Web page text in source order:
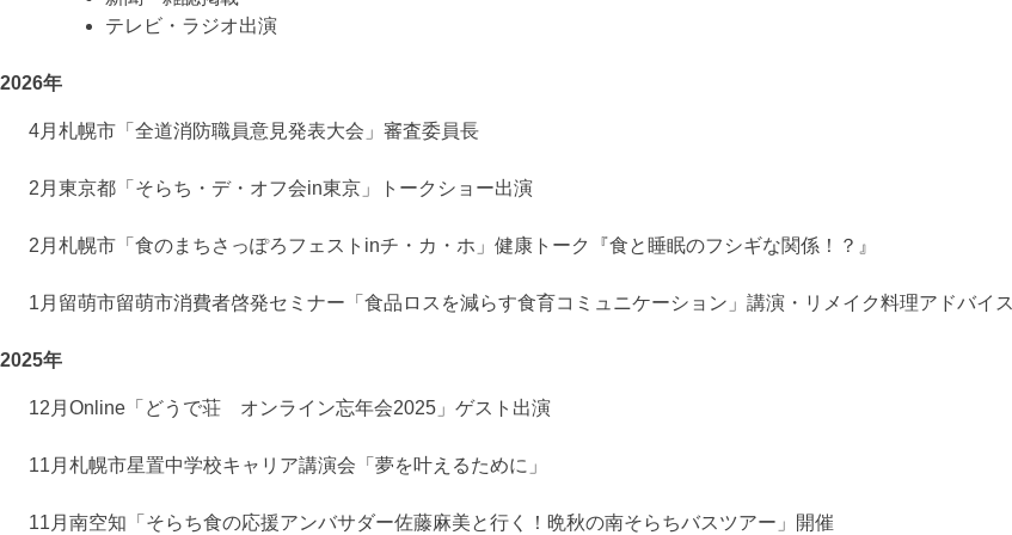
テレビ・ラジオ出演
2026年
4月 札幌市 「全道消防職員意見発表大会」審査委員長
2月 東京都 「そらち・デ・オフ会in東京」トークショー出演
2月 札幌市 「食のまちさっぽろフェストinチ・カ・ホ」健康トーク『食と睡眠のフシギな関係！？』
1月 留萌市留萌市消費者啓発セミナー「食品ロスを減らす食育コミュニケーション」講演・リメイク料理アドバイス
2025年
12月 Online 「どうで荘 オンライン忘年会2025」ゲスト出演
11月 札幌市星置中学校キャリア講演会「夢を叶えるために」
11月 南空知 「そらち食の応援アンバサダー佐藤麻美と行く！晩秋の南そらちバスツアー」開催